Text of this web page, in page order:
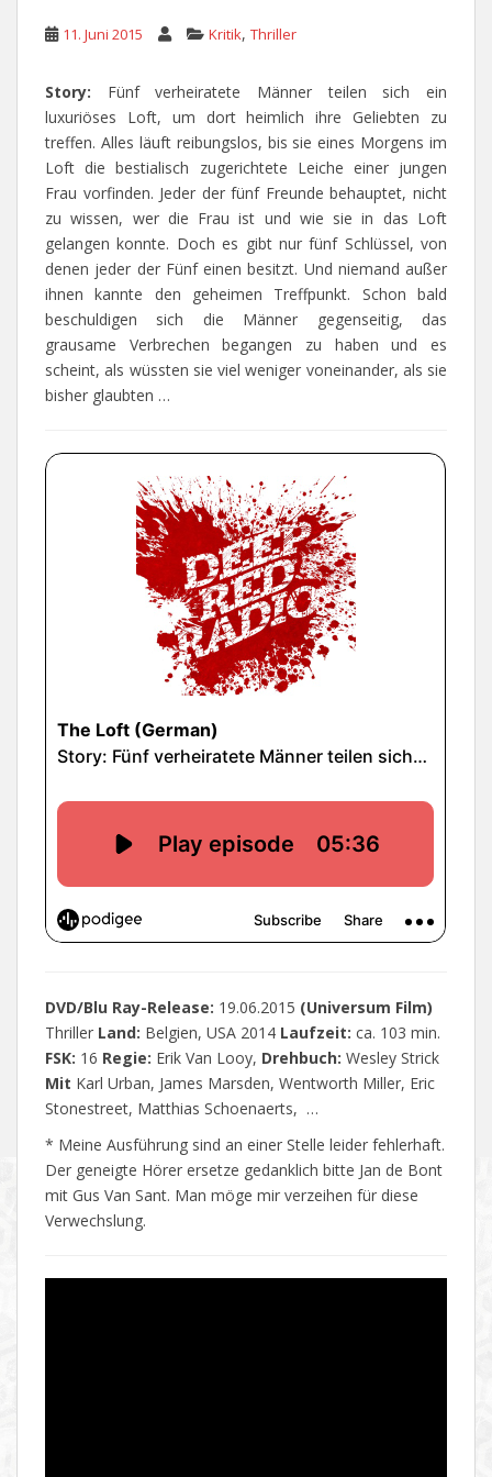
11. Juni 2015 Kritik, Thriller
Story: Fünf verheiratete Männer teilen sich ein
luxuriöses Loft, um dort heimlich ihre Geliebten zu
treffen. Alles läuft reibungslos, bis sie eines Morgens im
Loft die bestialisch zugerichtete Leiche einer jungen
Frau vorfinden. Jeder der fünf Freunde behauptet, nicht
zu wissen, wer die Frau ist und wie sie in das Loft
gelangen konnte. Doch es gibt nur fünf Schlüssel, von
denen jeder der Fünf einen besitzt. Und niemand außer
ihnen kannte den geheimen Treffpunkt. Schon bald
beschuldigen sich die Männer gegenseitig, das
grausame Verbrechen begangen zu haben und es
scheint, als wüssten sie viel weniger voneinander, als sie
bisher glaubten …
DVD/Blu Ray-Release: 19.06.2015 (Universum Film)
Thriller Land: Belgien, USA 2014 Laufzeit: ca. 103 min.
FSK: 16 Regie: Erik Van Looy, Drehbuch: Wesley Strick
Mit Karl Urban, James Marsden, Wentworth Miller, Eric
Stonestreet, Matthias Schoenaerts, …
* Meine Ausführung sind an einer Stelle leider fehlerhaft.
Der geneigte Hörer ersetze gedanklich bitte Jan de Bont
mit Gus Van Sant. Man möge mir verzeihen für diese
Verwechslung.